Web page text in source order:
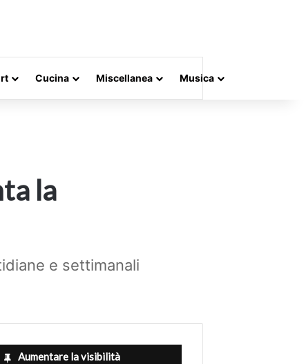
Cucina Miscellanea Musica
la
e settimanali
Aumentare la visibilità